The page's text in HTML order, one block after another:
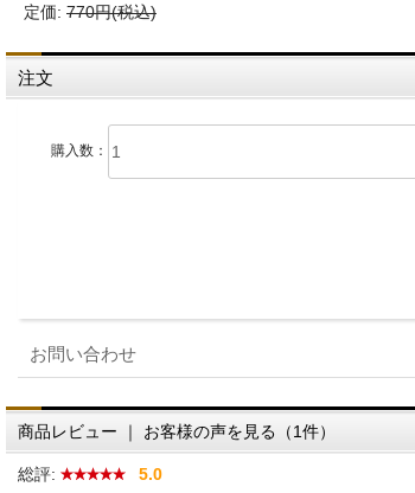
定価: 770円(税込)
注文
購入数：
お問い合わせ
商品レビュー ｜ お客様の声を見る（1件）
総評: 5.0